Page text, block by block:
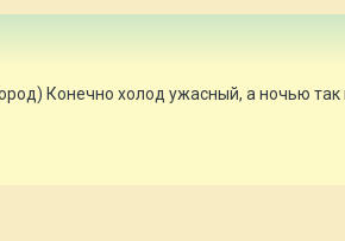
Конечно холод ужасный, а ночью так